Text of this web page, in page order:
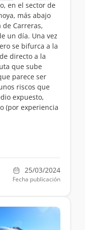
en el sector de
más abajo
de Carreras,
un día. Una vez
se bifurca a la
directo a la
que sube
parece ser
riscos que
expuesto,
(por experiencia
25/03/2024
Fecha publicación